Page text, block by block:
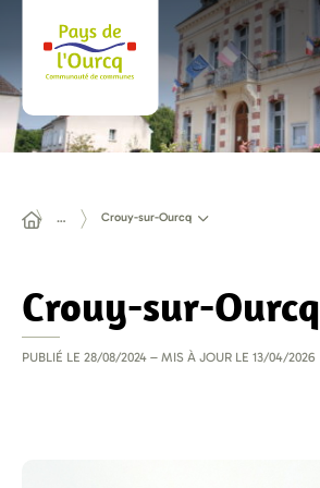
… Crouy-sur-Ourcq
Crouy-sur-Ourcq
PUBLIÉ LE 28/08/2024 – MIS À JOUR LE 13/04/2026